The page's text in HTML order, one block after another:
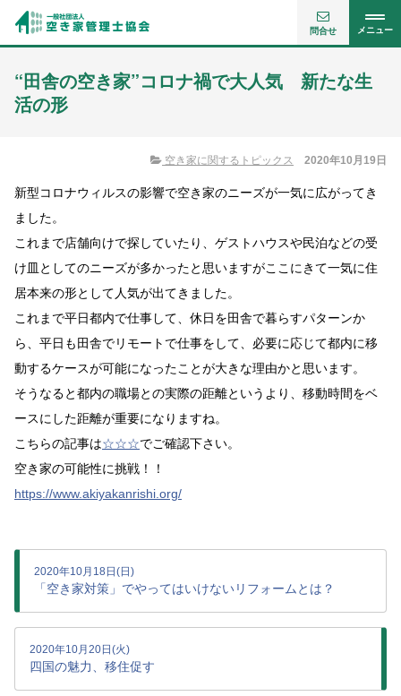
メニュー
問合せ
“田舎の空き家”コロナ禍で大人気 新たな生
活の形
空き家に関するトピックス 2020年10月19日
新型コロナウィルスの影響で空き家のニーズが一気に広がってき
ました。
これまで店舗向けで探していたり、ゲストハウスや民泊などの受
け皿としてのニーズが多かったと思いますがここにきて一気に住
居本来の形として人気が出てきました。
これまで平日都内で仕事して、休日を田舎で暮らすパターンか
ら、平日も田舎でリモートで仕事をして、必要に応じて都内に移
動するケースが可能になったことが大きな理由かと思います。
そうなると都内の職場との実際の距離というより、移動時間をベ
ースにした距離が重要になりますね。
こちらの記事は☆☆☆でご確認下さい。
空き家の可能性に挑戦！！
https://www.akiyakanrishi.org/
2020年10月18日(日)
「空き家対策」でやってはいけないリフォームとは？
2020年10月20日(火)
四国の魅力、移住促す